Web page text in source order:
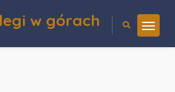
w górach